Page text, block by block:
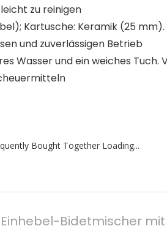
zu reinigen
Kartusche: Keramik (25
und zuverlässigen Betrieb
Wasser und ein weiches
Bought Together Loading...
Bidetmischer